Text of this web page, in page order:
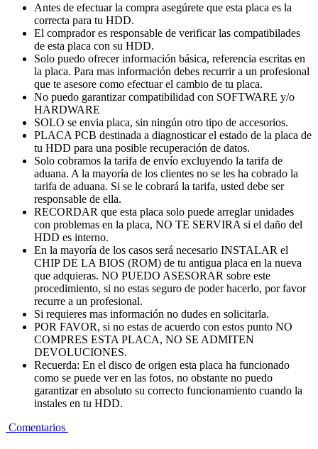
Antes de efectuar la compra asegúrete que esta placa es la
correcta para tu HDD.
El comprador es responsable de verificar las compatibilades
de esta placa con su HDD.
Solo puedo ofrecer información básica, referencia escritas en
la placa. Para mas información debes recurrir a un profesional
que te asesore como efectuar el cambio de tu placa.
No puedo garantizar compatibilidad con SOFTWARE y/o
HARDWARE
SOLO se envia placa, sin ningún otro tipo de accesorios.
PLACA PCB destinada a diagnosticar el estado de la placa de
tu HDD para una posible recuperación de datos.
Solo cobramos la tarifa de envío excluyendo la tarifa de
aduana. A la mayoría de los clientes no se les ha cobrado la
tarifa de aduana. Si se le cobrará la tarifa, usted debe ser
responsable de ella.
RECORDAR que esta placa solo puede arreglar unidades
con problemas en la placa, NO TE SERVIRA si el daño del
HDD es interno.
En la mayoría de los casos será necesario INSTALAR el
CHIP DE LA BIOS (ROM) de tu antigua placa en la nueva
que adquieras. NO PUEDO ASESORAR sobre este
procedimiento, si no estas seguro de poder hacerlo, por favor
recurre a un profesional.
Si requieres mas información no dudes en solicitarla.
POR FAVOR, si no estas de acuerdo con estos punto NO
COMPRES ESTA PLACA, NO SE ADMITEN
DEVOLUCIONES.
Recuerda: En el disco de origen esta placa ha funcionado
como se puede ver en las fotos, no obstante no puedo
garantizar en absoluto su correcto funcionamiento cuando la
instales en tu HDD.
Comentarios